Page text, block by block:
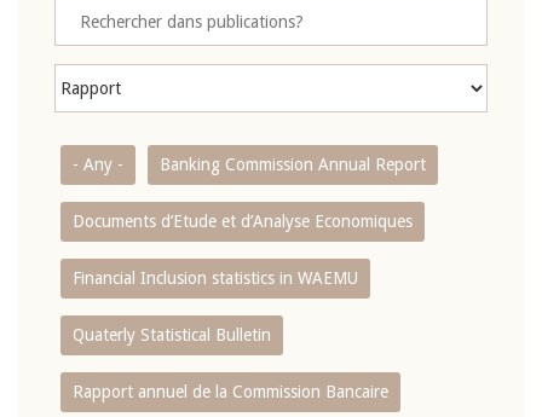
- Any - Banking Commission Annual Report
Documents d’Etude et d’Analyse Economiques
Financial Inclusion statistics in WAEMU
Quaterly Statistical Bulletin
Rapport annuel de la Commission Bancaire